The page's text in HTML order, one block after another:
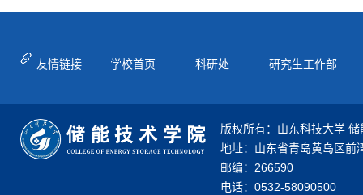
友情链接 学校首页 科研处 研究生工作部
版权所有：山东科技大学
地址：山东省青岛黄岛区前
邮编：266590
电话：0532-58090500